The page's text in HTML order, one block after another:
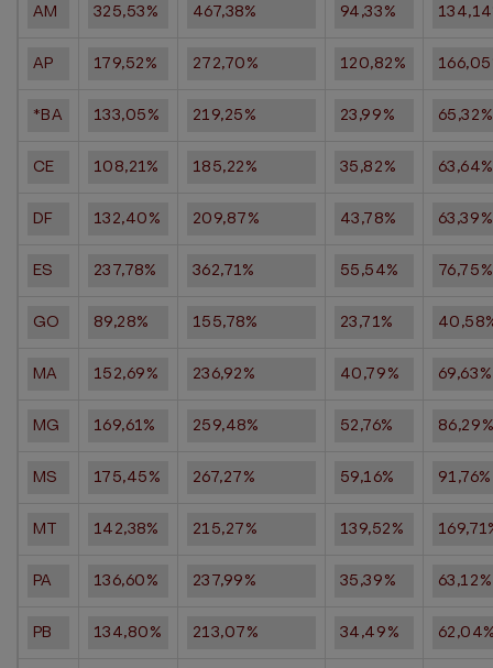
AM 325,53% 467,38% 94,33%
AP 179,52% 272,70% 120,82%
*BA 133,05% 219,25% 23,99% 65,32%
CE 108,21% 185,22% 35,82% 63,64%
DF 132,40% 209,87% 43,78% 63,39%
ES 237,78% 362,71% 55,54% 76,75%
GO 89,28% 155,78% 23,71%
MA 152,69% 236,92% 40,79% 69,63%
MG 169,61% 259,48% 52,76%
MS 175,45% 267,27% 59,16% 91,76%
MT 142,38% 215,27% 139,52%
PA 136,60% 237,99% 35,39% 63,12%
PB 134,80% 213,07% 34,49%